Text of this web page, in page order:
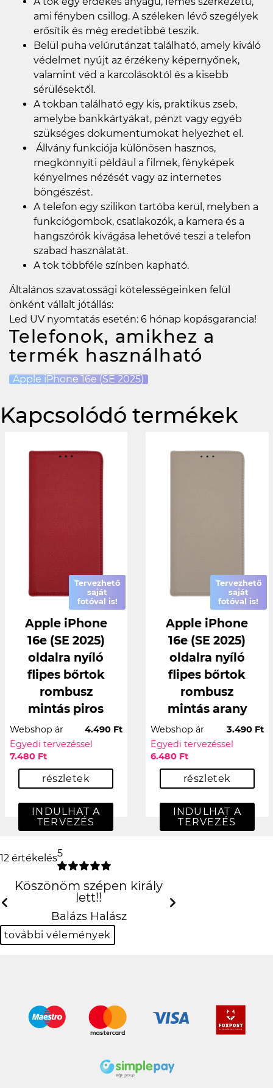
ami fényben csillog. A széleken lévő szegélyek
erősítik és még eredetibbé teszik.
Belül puha velúrutánzat található, amely kiváló
védelmet nyújt az érzékeny képernyőnek,
valamint véd a karcolásoktól és a kisebb
sérülésektől.
A tokban található egy kis, praktikus zseb,
amelybe bankkártyákat, pénzt vagy egyéb
szükséges dokumentumokat helyezhet el.
Állvány funkciója különösen hasznos,
megkönnyíti például a filmek, fényképek
kényelmes nézését vagy az internetes
böngészést.
A telefon egy szilikon tartóba kerül, melyben a
funkciógombok, csatlakozók, a kamera és a
hangszórók kivágása lehetővé teszi a telefon
szabad használatát.
A tok többféle színben kapható.
Általános szavatossági kötelességeinken felül
önként vállalt jótállás:
Led UV nyomtatás esetén: 6 hónap kopásgarancia!
Telefonok, amikhez a
termék használható
Apple iPhone 16e (SE 2025)
Kapcsolódó termékek
Tervezhető
saját
fotóval is!
Apple iPhone
16e (SE 2025)
oldalra nyíló
flipes bőrtok
rombusz
mintás piros
Webshop ár
4.490 Ft
Egyedi tervezéssel
7.480 Ft
részletek
INDULHAT A
TERVEZÉS
Tervezhető
saját
fotóval is!
Apple iPhone
16e (SE 2025)
oldalra nyíló
flipes bőrtok
rombusz
mintás arany
Webshop ár
3.490 Ft
Egyedi tervezéssel
6.480 Ft
részletek
INDULHAT A
TERVEZÉS
12 értékelés5
Köszönöm szépen király lett!!
Balázs Halász
Previous
további vélemények